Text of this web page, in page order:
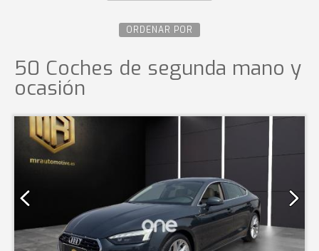
ORDENAR POR
50 Coches de segunda mano y
ocasión